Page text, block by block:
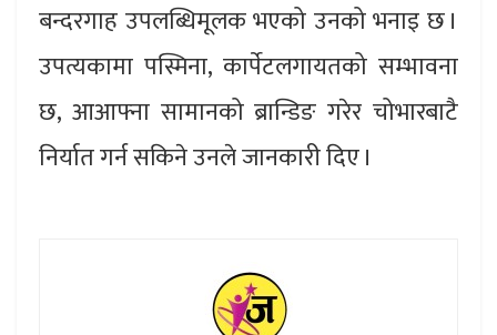
बन्दरगाह उपलब्धिमूलक भएको उनको भनाइ छ ।
उपत्यकामा पस्मिना, कार्पेटलगायतको सम्भावना
छ, आआफ्ना सामानको ब्रान्डिङ गरेर चोभारबाटै
निर्यात गर्न सकिने उनले जानकारी दिए ।